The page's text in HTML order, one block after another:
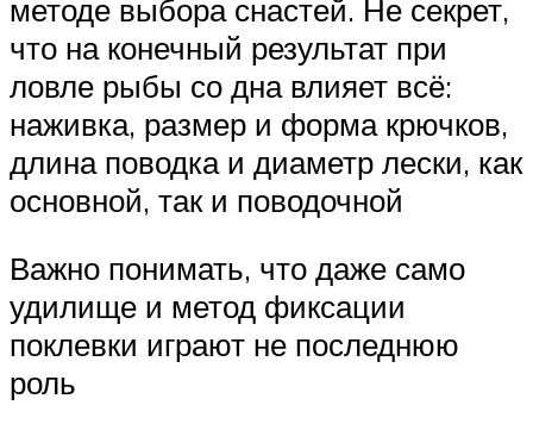
методе выбора снастей. Не секрет,
что на конечный результат при
ловле рыбы со дна влияет всё:
наживка, размер и форма крючков,
длина поводка и диаметр лески, как
основной, так и поводочной
Важно понимать, что даже само
удилище и метод фиксации
поклевки играют не последнюю
роль